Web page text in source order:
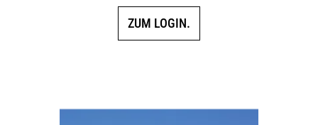
ZUM LOGIN.